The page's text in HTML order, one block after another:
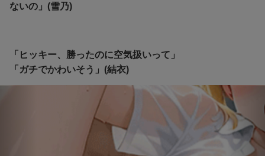
ないの」(雪乃)
「ヒッキー、勝ったのに空気扱いって」
「ガチでかわいそう」(結衣)